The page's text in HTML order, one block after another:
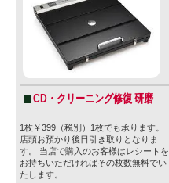
CD・クリーニング修復 研磨
1枚￥399（税別）1枚でも承ります。
店頭お預かり後日引き取りとなりま
す。 当店で購入のお客様はレシートを
お持ちいただければその枚数無料でい
たします。